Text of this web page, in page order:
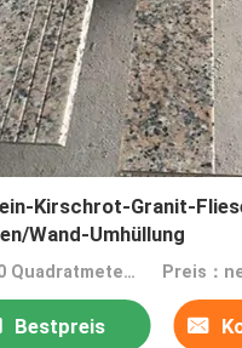
Kirschrot-Granit-
Wand-Umhüllung
MOQ：20 Quadratmeter/Quadrat Preis：
Bestpreis